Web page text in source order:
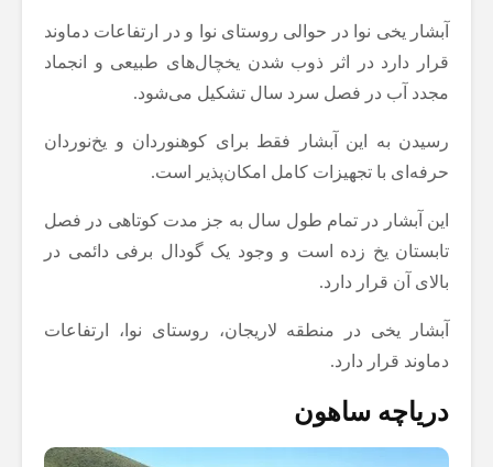
آبشار یخی نوا در حوالی روستای نوا و در ارتفاعات دماوند
قرار دارد در اثر ذوب شدن یخچال‌های طبیعی و انجماد
مجدد آب در فصل سرد سال تشکیل می‌شود.
رسیدن به این آبشار فقط برای کوهنوردان و یخ‌نوردان
حرفه‌ای با تجهیزات کامل امکان‌پذیر است.
این آبشار در تمام طول سال به جز مدت کوتاهی در فصل
تابستان یخ زده است و وجود یک گودال برفی دائمی در
بالای آن قرار دارد.
آبشار یخی در منطقه لاریجان، روستای نوا، ارتفاعات
دماوند قرار دارد.
دریاچه ساهون